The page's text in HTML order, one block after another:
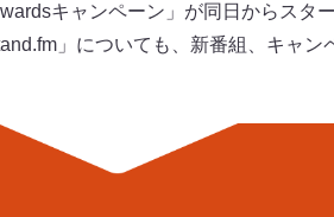
キャンペーン」が同日からスタ
」についても、新番組、キャン